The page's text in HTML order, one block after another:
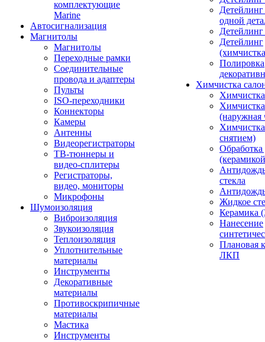
комплектующие
Marine
Автосигнализация
Магнитолы
Магнитолы
Переходные рамки
Соединительные
провода и адаптеры
Пульты
ISO-переходники
Коннекторы
Камеры
Антенны
Видеорегистраторы
ТВ-тюннеры и
видео-сплитеры
Регистраторы,
видео, мониторы
Микрофоны
Шумоизоляция
Виброизоляция
Звукоизоляция
Теплоизоляция
Уплотнительные
материалы
Инструменты
Декоративные
материалы
Противоскрипичные
материалы
Мастика
Инструменты
одной
Детейлинг
Полировка
Химчистка
(наружная
снятием)
Обработка
стекла
Жидкое
Керамика
Нанесение
Плановая
ЛКП